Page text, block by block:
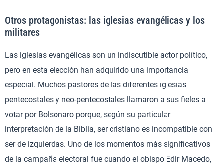
Otros protagonistas: las iglesias evangélicas y los
militares
Las iglesias evangélicas son un indiscutible actor político,
pero en esta elección han adquirido una importancia
especial. Muchos pastores de las diferentes iglesias
pentecostales y neo-pentecostales llamaron a sus fieles a
votar por Bolsonaro porque, según su particular
interpretación de la Biblia, ser cristiano es incompatible con
ser de izquierdas. Uno de los momentos más significativos
de la campaña electoral fue cuando el obispo Edir Macedo,